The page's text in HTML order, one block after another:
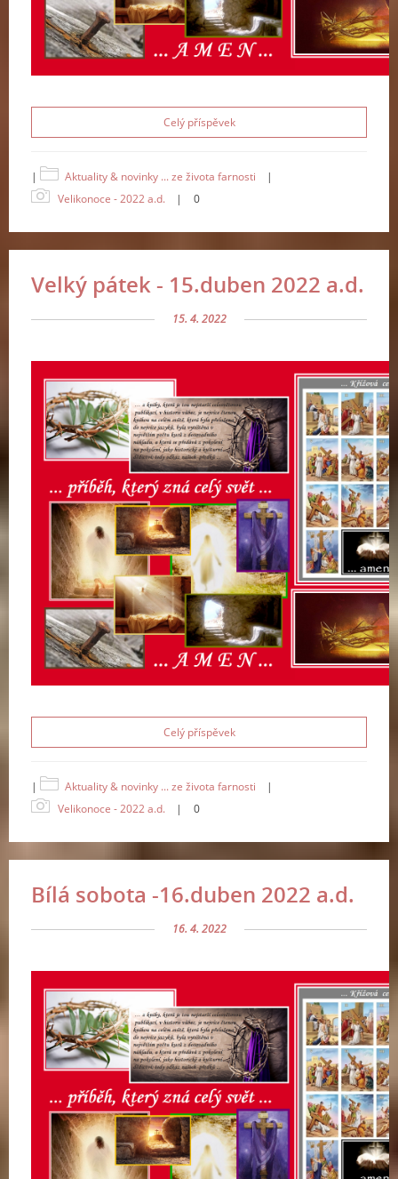
Celý příspěvek
| Aktuality & novinky ... ze života farnosti
|
Velikonoce - 2022 a.d.
| 0
Velký pátek - 15.duben 2022 a.d.
15. 4. 2022
Celý příspěvek
| Aktuality & novinky ... ze života farnosti
|
Velikonoce - 2022 a.d.
| 0
Bílá sobota -16.duben 2022 a.d.
16. 4. 2022